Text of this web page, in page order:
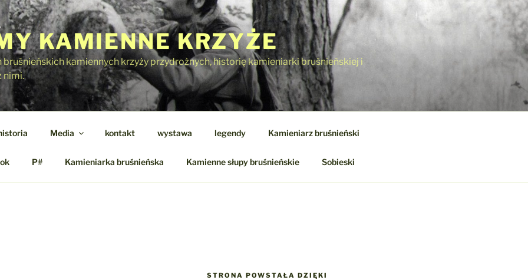
KAMIENNE KRZYŻE
kamiennych krzyży przydrożnych, historię kamieniarki bruśnieńskiej i
nimi.
Media kontakt wystawa legendy Kamieniarz bruśnieński
P# Kamieniarka bruśnieńska Kamienne słupy bruśnieńskie Sobieski
STRONA POWSTAŁA DZIĘKI